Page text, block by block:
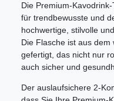
Die Premium-
für trendbewusste und
hochwertige, stilvolle
Die Flasche ist aus
gefertigt, das nicht nur
auch sicher und
Der auslaufsichere 2-